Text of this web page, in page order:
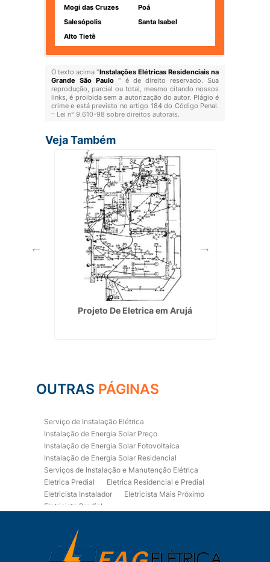
Mogi das Cruzes
Poá
Salesópolis
Santa Isabel
Alto Tietê
O texto acima "Instalações Elétricas Residenciais na
Grande São Paulo" é de direito reservado. Sua
reprodução, parcial ou total, mesmo citando nossos
links, é proibida sem a autorização do autor. Plágio é
crime e está previsto no artigo 184 do Código Penal.
– Lei n° 9.610-98 sobre direitos autorais.
Veja Também
Projeto De Eletrica em Arujá
OUTRAS PÁGINAS
Serviço de Instalação Elétrica
Instalação de Energia Solar Preço
Instalação de Energia Solar Fotovoltaica
Instalação de Energia Solar Residencial
Serviços de Instalação e Manutenção Elétrica
Eletrica Predial
Eletrica Residencial e Predial
Eletricista Instalador
Eletricista Mais Próximo
Eletricista Predial
Eletricista Residencial
Eletricista Residencial E Predial
Eletricistas de Manutenção